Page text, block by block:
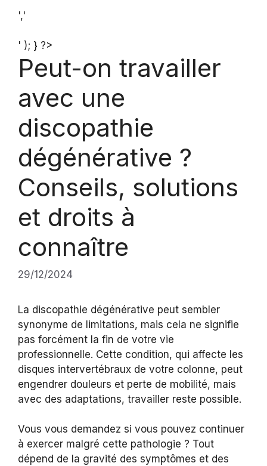
','
' ); } ?>
Peut-on travailler
avec une
discopathie
dégénérative ?
Conseils, solutions
et droits à
connaître
29/12/2024
La discopathie dégénérative peut sembler
synonyme de limitations, mais cela ne signifie
pas forcément la fin de votre vie
professionnelle. Cette condition, qui affecte les
disques intervertébraux de votre colonne, peut
engendrer douleurs et perte de mobilité, mais
avec des adaptations, travailler reste possible.
Vous vous demandez si vous pouvez continuer
à exercer malgré cette pathologie ? Tout
dépend de la gravité des symptômes et des